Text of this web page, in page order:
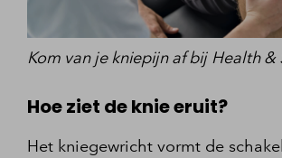
Kom van je kniepijn af bij Health &
Hoe ziet de knie eruit?
Het kniegewricht vormt de